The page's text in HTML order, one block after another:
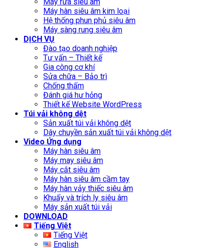
Máy hàn siêu âm kim loại
Hệ thống phun phủ siêu âm
Máy sàng rung siêu âm
DỊCH VỤ
Đào tạo doanh nghiệp
Tư vấn – Thiết kế
Gia công cơ khí
Sửa chữa – Bảo trì
Chống thấm
Đánh giá hư hỏng
Thiết kế Website WordPress
Túi vải không dệt
Sản xuất túi vải không dệt
Dây chuyền sản xuất túi vải không dệt
Video Ứng dụng
Máy hàn siêu âm
Máy may siêu âm
Máy cắt siêu âm
Máy hàn siêu âm cầm tay
Máy hàn vảy thiếc siêu âm
Khuấy và trích ly siêu âm
Máy sản xuất túi vải
DOWNLOAD
Tiếng Việt
Tiếng Việt
English